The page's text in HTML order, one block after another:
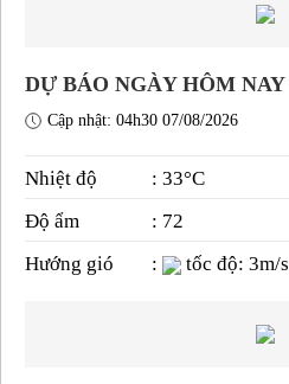
DỰ BÁO NGÀY HÔM NAY
Cập nhật: 04h30 07/08/2026
Nhiệt độ
: 33°C
Độ ẩm
: 72
Hướng gió
: tốc độ: 3m/s